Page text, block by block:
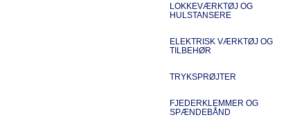
LOKKEVÆRKTØJ OG
HULSTANSERE
ELEKTRISK VÆRKTØJ OG
TILBEHØR
TRYKSPRØJTER
FJEDERKLEMMER OG
SPÆNDEBÅND